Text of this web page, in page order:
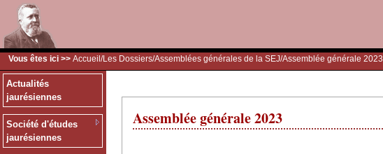
Vous êtes ici >> Accueil /Les Dossiers/Assemblées générales de la SEJ/Assemblée générale 2023
Actualités
jaurésiennes
Société d'études
jaurésiennes
Assemblée générale 2023